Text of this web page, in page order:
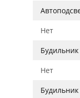
Нет
Будильник
Нет